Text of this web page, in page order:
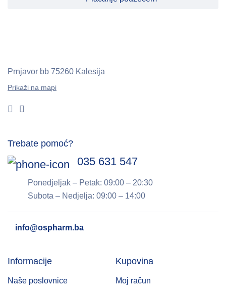
Prnjavor bb 75260 Kalesija
Prikaži na mapi
Trebate pomoć?
035 631 547
Ponedjeljak – Petak: 09:00 – 20:30
Subota – Nedjelja: 09:00 – 14:00
info@ospharm.ba
Informacije
Naše poslovnice
Kupovina
Moj račun